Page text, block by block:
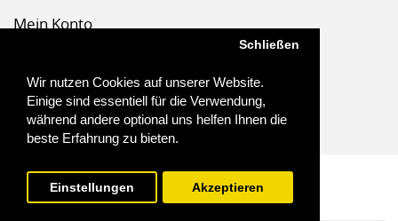
Wir nutzen Cookies auf unserer Website.
Einige sind essentiell für die Verwendung,
während andere optional uns helfen Ihnen die
beste Erfahrung zu bieten.
Schließen
Einstellungen Akzeptieren
Mein Konto
Auftragshistorie
Wunschzettel
Newsletter
Biostoffe.at - 2025